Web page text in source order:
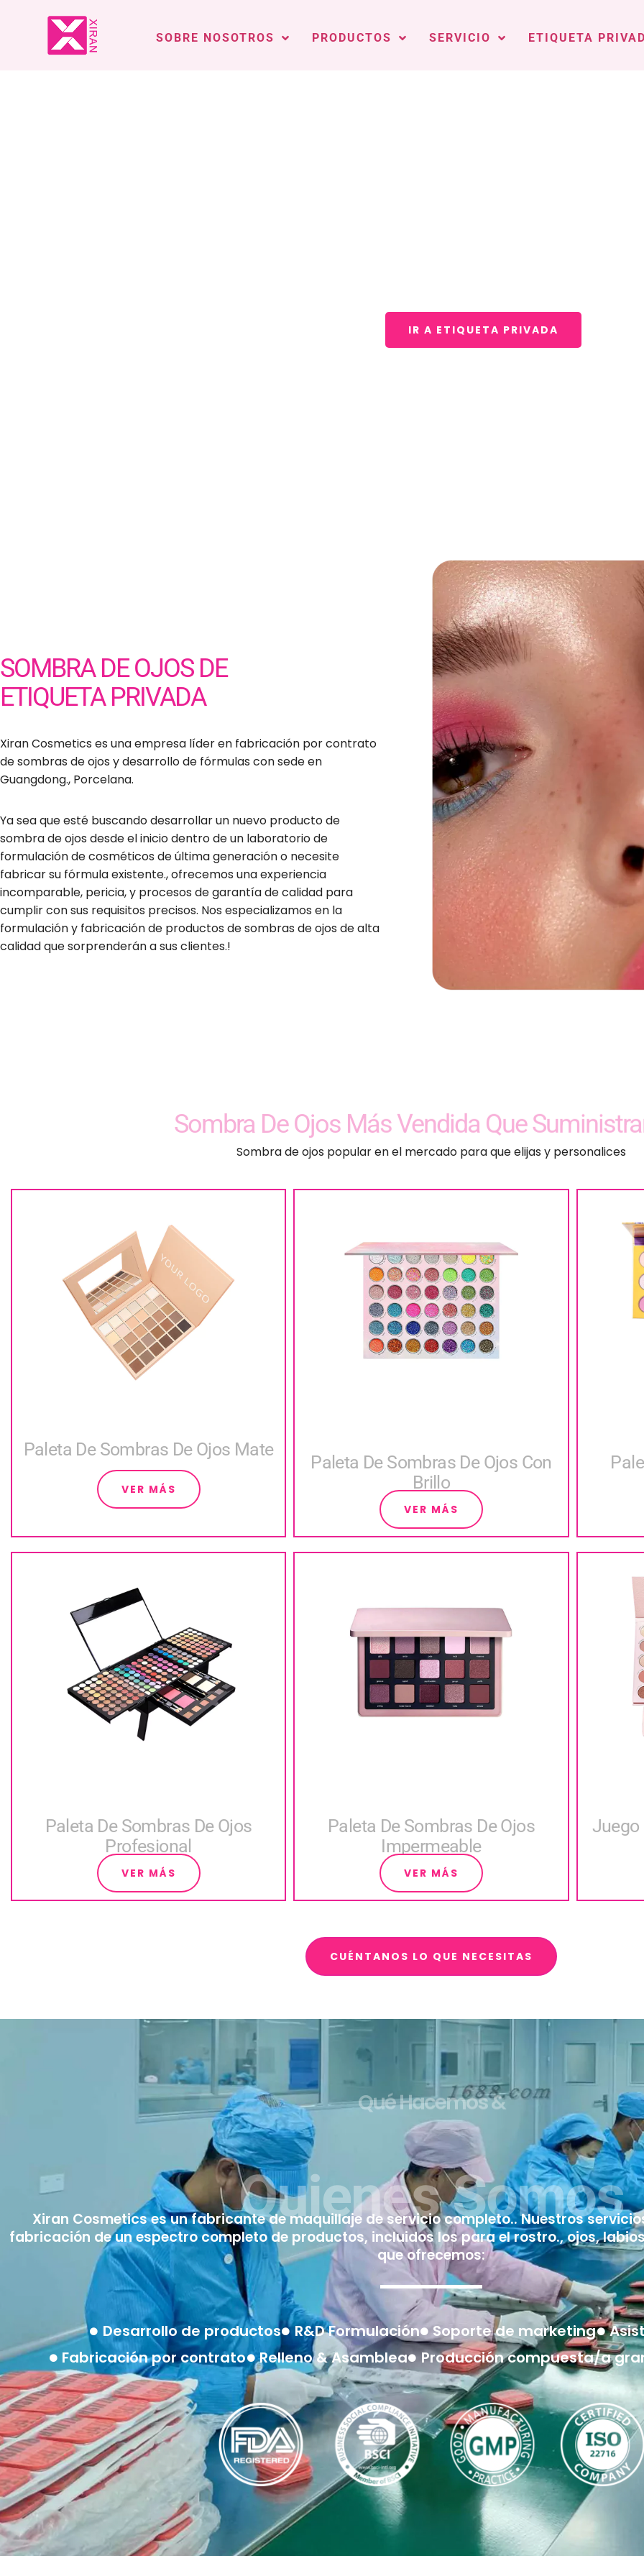
SOBRE NOSOTROS PRODUCTOS SERVICIO ETIQUETA
IR A ETIQUETA PRIVADA
SOMBRA DE OJOS DE
ETIQUETA PRIVADA
Xiran Cosmetics es una empresa líder en fabricación por contrato
de sombras de ojos y desarrollo de fórmulas con sede en
Guangdong., Porcelana.
Ya sea que esté buscando desarrollar un nuevo producto de
sombra de ojos desde el inicio dentro de un laboratorio de
formulación de cosméticos de última generación o necesite
fabricar su fórmula existente., ofrecemos una experiencia
incomparable, pericia, y procesos de garantía de calidad para
cumplir con sus requisitos precisos. Nos especializamos en la
formulación y fabricación de productos de sombras de ojos de alta
calidad que sorprenderán a sus clientes.!
Sombra De Ojos Más Vendida Que
Sombra de ojos popular en el mercado para que elijas y personalices
Paleta De Sombras De Ojos Mate
VER MÁS
Brillo
VER MÁS
Profesional
VER MÁS
Impermeable
VER MÁS
CUÉNTANOS LO QUE NECESITAS
Qué Hacemos &
Quienes Somos
Xiran Cosmetics es un fabricante de maquillaje de servicio completo.. Nuestros
fabricación de un espectro completo de productos, incluidos los para el rostro., ojos,
que ofrecemos:
Desarrollo de productos R&D Formulación Soporte de marketing
Fabricación por contrato
Relleno & Asamblea Producción compuesta/a